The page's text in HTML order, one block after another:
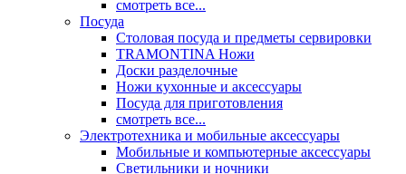
смотреть все...
Посуда
Столовая посуда и предметы сервировки
TRAMONTINA Ножи
Доски разделочные
Ножи кухонные и аксессуары
Посуда для приготовления
смотреть все...
Электротехника и мобильные аксессуары
Мобильные и компьютерные аксессуары
Светильники и ночники